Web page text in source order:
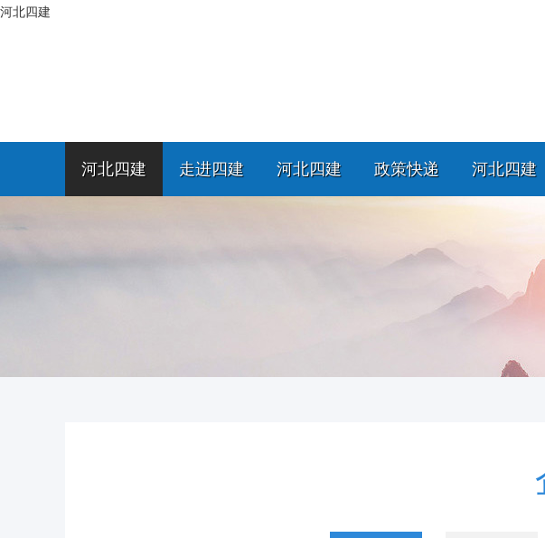
河北四建
河北四建 走进四建 河北四建 政策快递 河北四建